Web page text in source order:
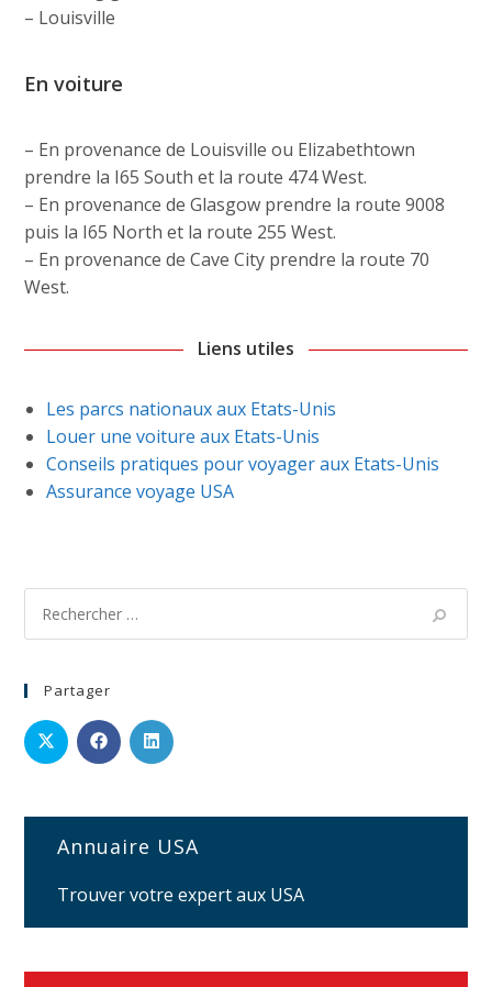
– Louisville
En voiture
– En provenance de Louisville ou Elizabethtown
prendre la I65 South et la route 474 West.
– En provenance de Glasgow prendre la route 9008
puis la I65 North et la route 255 West.
– En provenance de Cave City prendre la route 70
West.
Liens utiles
Les parcs nationaux aux Etats-Unis
Louer une voiture aux Etats-Unis
Conseils pratiques pour voyager aux Etats-Unis
Assurance voyage USA
Partager
Annuaire USA
Trouver votre expert aux USA